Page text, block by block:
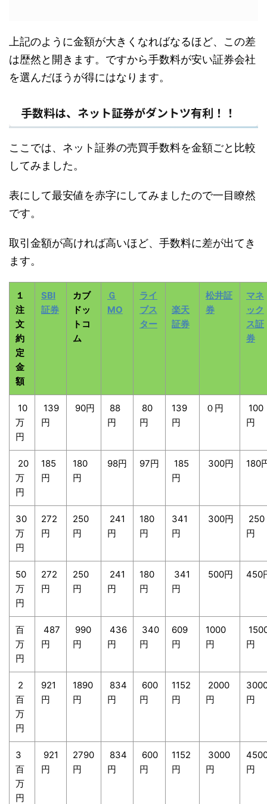
上記のように金額が大きくなればなるほど、この差
は歴然と開きます。ですから手数料が安い証券会社
を選んだほうが得にはなります。
手数料は、ネット証券がダントツ有利！！
ここでは、ネット証券の売買手数料を金額ごと比較
してみました。
表にして最安値を赤字にしてみましたので一目瞭然
です。
取引金額が高ければ高いほど、手数料に差が出てき
ます。
１
注
文
約
定
金
額
SBI
証券
カブ
ドッ
トコ
ム
Ｇ
MO
ライ
ブス
ター
楽天
証券
松井証
券
マネ
ック
ス証
券
10
万
円
139
円
90円
88
円
80
円
139
円
０円
100
円
20
万
円
185
円
180
円
98円 97円
185
円
300円 180
30
万
円
272
円
250
円
241
円
180
円
341
円
300円
250
円
50
万
円
272
円
250
円
241
円
180
円
341
円
500円 450
百
万
円
487
円
990
円
436
円
340
円
609
円
1000
円
円
2
百
万
円
921
円
1890
円
834
円
600
円
1152
円
2000
円
円
3
百
万
円
921
円
2790
円
834
円
600
円
1152
円
3000
円
円